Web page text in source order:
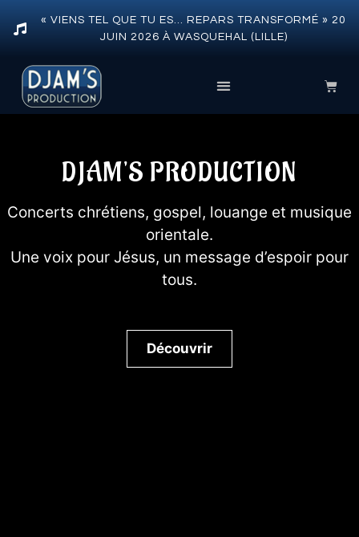
« VIENS TEL QUE TU ES… REPARS TRANSFORMÉ » 20
JUIN 2026 À WASQUEHAL (LILLE)
DJAM'S PRODUCTION
Concerts chrétiens, gospel, louange et musique
orientale.
Une voix pour Jésus, un message d’espoir pour
tous.
Découvrir